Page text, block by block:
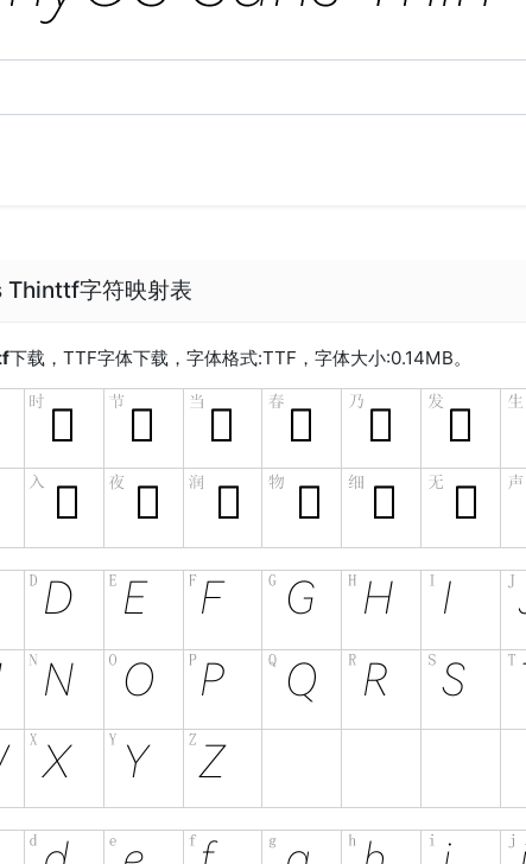
字符映射表
下载，TTF字体下载，字体格式:TTF ，字体大小:0.14MB。